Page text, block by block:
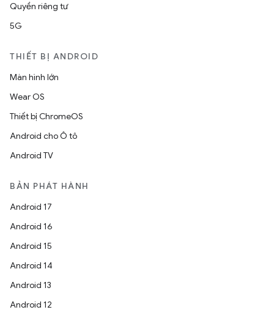
Quyền riêng tư
5G
THIẾT BỊ ANDROID
Màn hình lớn
Wear OS
Thiết bị ChromeOS
Android cho Ô tô
Android TV
BẢN PHÁT HÀNH
Android 17
Android 16
Android 15
Android 14
Android 13
Android 12